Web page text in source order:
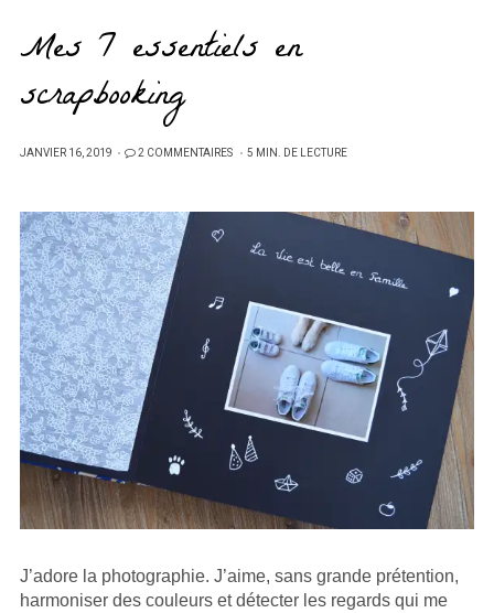
Mes 7 essentiels en
scrapbooking
PUBLIÉ
JANVIER 16, 2019 2 COMMENTAIRES 5 MIN. DE LECTURE
J’adore la photographie. J’aime, sans grande prétention,
harmoniser des couleurs et détecter les regards qui me